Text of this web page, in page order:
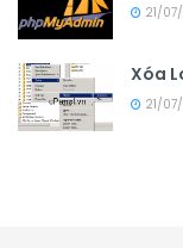
21/07/
Xóa
21/07/